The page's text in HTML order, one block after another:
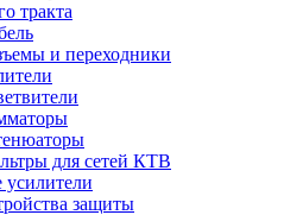
тракта
и переходники
для сетей КТВ
защиты